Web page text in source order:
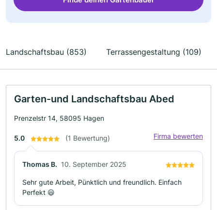
Landschaftsbau (853) Terrassengestaltung (109)
Garten-und Landschaftsbau Abed
Prenzelstr 14, 58095 Hagen
5.0 (1 Bewertung) Firma bewerten
Thomas B. 10. September 2025
Sehr gute Arbeit, Pünktlich und freundlich. Einfach
Perfekt 😃